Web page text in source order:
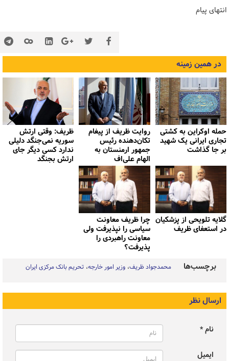
انتهای پیام
در همین زمینه
حمله اوکراین به کشتی
تجاری ایرانی یک شهید
بر جا گذاشت
روایت ظریف از پیغام
تکان‌دهنده رئیس
جمهور ارمنستان به
الهام علی‌اف
ظریف: وقتی ارتش
سوریه نمی‌جنگد دلیلی
ندارد کسی دیگر جای
ارتش بجنگد
گلایه تلویحی از پزشکیان
در استعفای ظریف
چرا ظریف معاونت
سیاسی را نپذیرفت ولی
معاونت راهبردی را
پذیرفت؟
برچسب‌ها محمدجواد ظریف وزیر امور خارجه تحریم بانک مرکزی ایران
ارسال نظر
نام *
ایمیل